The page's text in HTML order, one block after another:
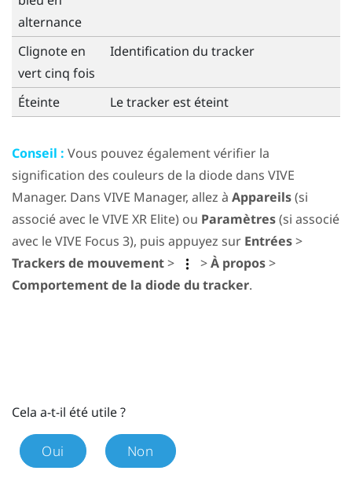
alternance
Clignote en
vert cinq fois
Identification du tracker
Éteinte Le tracker est éteint
Conseil : Vous pouvez également vérifier la
signification des couleurs de la diode dans VIVE
Manager. Dans VIVE Manager, allez à Appareils(si
associé avec leVIVE XR Elite) ou Paramètres(si associé
avec leVIVE Focus 3), puis appuyez sur Entrées>
Trackers de mouvement> >À propos>
Comportement de la diode du tracker.
Cela a-t-il été utile ?
Oui Non